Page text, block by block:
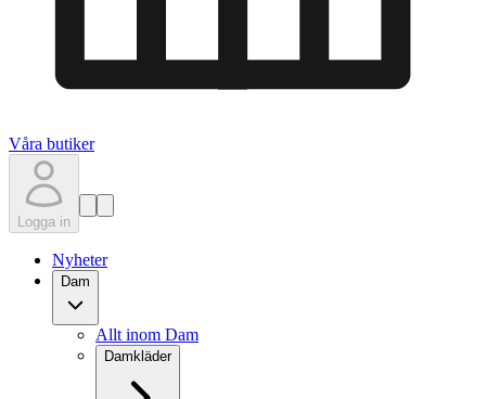
Våra butiker
Logga in
Nyheter
Dam
Allt inom Dam
Damkläder